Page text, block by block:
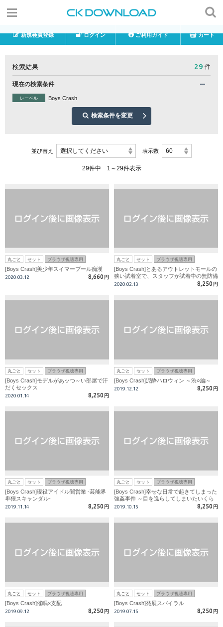
新規会員登録 ログイン ご利用ガイド カート
検索結果 29 件
現在の検索条件
レーベル Boys Crash
検索条件を変更
並び替え 選択してください 表示数 60
29件中 1～29件表示
丸ごと セット ブラウザ視聴専用
[Boys Crash]美少年スイマープール痴漢
2020.03.12 8,660 円
丸ごと セット ブラウザ視聴専用
[Boys Crash]とあるアウトレットモールの
狭い試着室で、スタッフが試着中の無防備
なイケメンを喰いまくっている。
2020.02.13 8,250 円
丸ごと セット ブラウザ視聴専用
[Boys Crash]モデルがあッつ～い部屋で汗
だくセックス
2020.01.14 8,250 円
丸ごと セット ブラウザ視聴専用
[Boys Crash]泥酔ハロウィン ～渋○編～
2019.12.12 8,250 円
丸ごと セット ブラウザ視聴専用
[Boys Crash]現役アイドル闇営業 -芸能界
卑猥スキャンダル-
2019.11.14 8,250 円
丸ごと セット ブラウザ視聴専用
[Boys Crash]幸せな日常で起きてしまった
強姦事件 ～目を逸らしてしまいたいくら
いのレ●プ地獄～
2019.10.15 8,250 円
丸ごと セット ブラウザ視聴専用
[Boys Crash]催眠×支配
2019.09.12 8,250 円
丸ごと セット ブラウザ視聴専用
[Boys Crash]発展スパイラル
2019.07.15 8,250 円